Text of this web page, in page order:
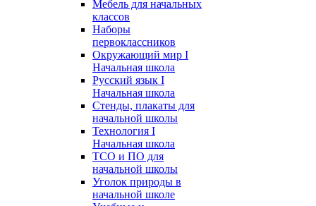
Мебель для начальных
классов
Наборы
первоклассников
Окружающий мир I
Начальная школа
Русский язык I
Начальная школа
Стенды, плакаты для
начальной школы
Технология I
Начальная школа
ТСО и ПО для
начальной школы
Уголок природы в
начальной школе